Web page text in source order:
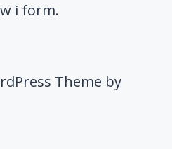
i form.
Theme by